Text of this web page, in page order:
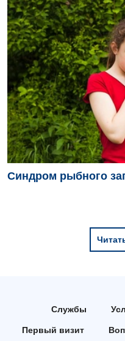
Синдром рыбного
Службы
Первый визит